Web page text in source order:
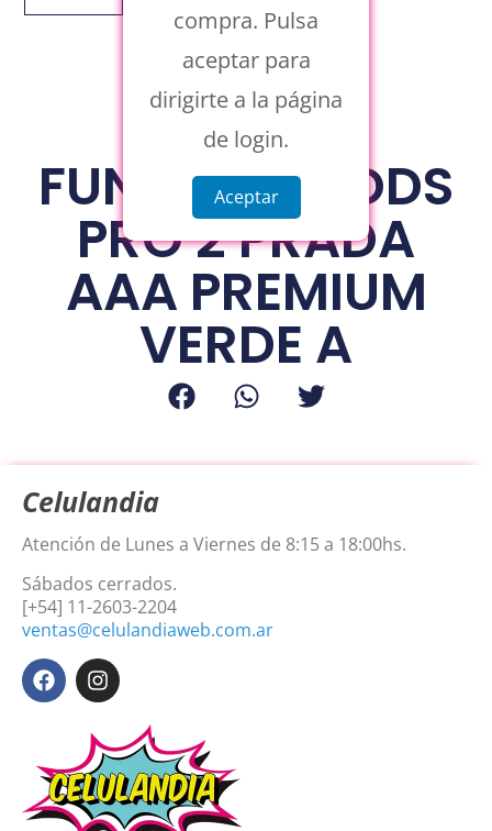
FUNDA AIRPODS
PRO 2 PRADA
AAA PREMIUM
VERDE A
Celulandia
Atención de Lunes a Viernes de 8:15 a 18:00hs.
Sábados cerrados.
[+54] 11-2603-2204
ventas@celulandiaweb.com.ar
compra. Pulsa
aceptar para
dirigirte a la página
de login.
Aceptar